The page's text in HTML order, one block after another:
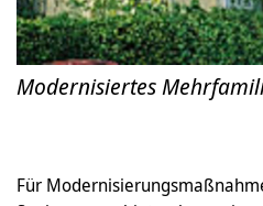
Modernisiertes
Für